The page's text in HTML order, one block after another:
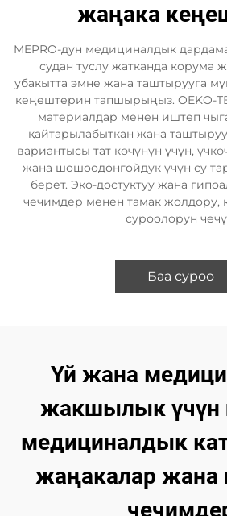
жаңака
MEPRO-дун медициналдык
судан туслу жатканда корума
убакытта эмне жана таштырууга
кеңештерин тапшырыңыз. OEKO-
материалдар менен иштеп
қайтарылабыткан жана
вариантысы тат көчүнүн үчүн,
жана шошоодонгойдук үчүн су
берет. Эко-достуктуу жана
чечимдер менен тамак жолдору,
суроолорун
Баа суроо
Үй жана
жакшылык үчүн
медициналдык
жаңакалар жана